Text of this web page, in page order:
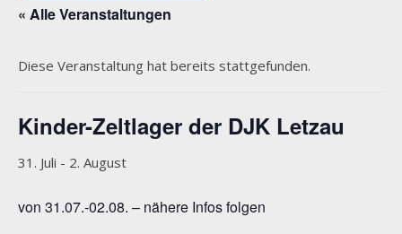
« Alle Veranstaltungen
Diese Veranstaltung hat bereits stattgefunden.
Kinder-Zeltlager der DJK Letzau
31. Juli - 2. August
von 31.07.-02.08. – nähere Infos folgen